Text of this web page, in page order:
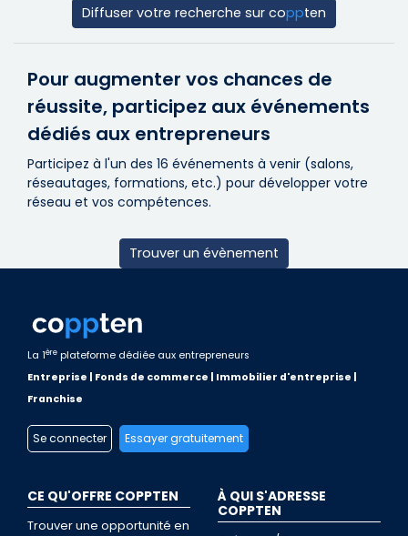
Diffuser votre recherche sur coppten
Pour augmenter vos chances de
réussite, participez aux événements
dédiés aux entrepreneurs
Participez à l'un des 16 événements à venir (salons,
réseautages, formations, etc.) pour développer votre
réseau et vos compétences.
Trouver un évènement
La 1ère plateforme dédiée aux entrepreneurs
Entreprise | Fonds de commerce | Immobilier d'entreprise |
Franchise
Se connecter Essayer gratuitement
CE QU'OFFRE COPPTEN
Trouver une opportunité en
À QUI S'ADRESSE
COPPTEN